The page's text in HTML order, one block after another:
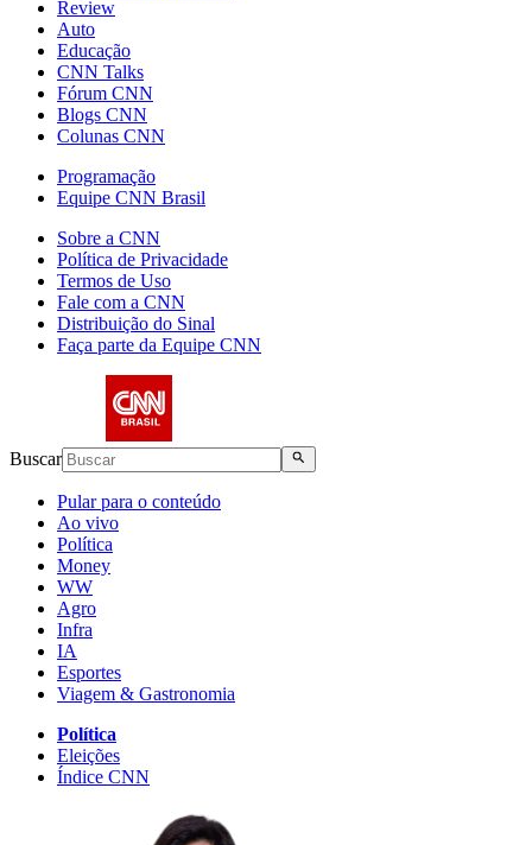
Review
Auto
Educação
CNN Talks
Fórum CNN
Blogs CNN
Colunas CNN
Programação
Equipe CNN Brasil
Sobre a CNN
Política de Privacidade
Termos de Uso
Fale com a CNN
Distribuição do Sinal
Faça parte da Equipe CNN
Buscar
Pular para o conteúdo
Ao vivo
Política
Money
WW
Agro
Infra
IA
Esportes
Viagem & Gastronomia
Política
Eleições
Índice CNN